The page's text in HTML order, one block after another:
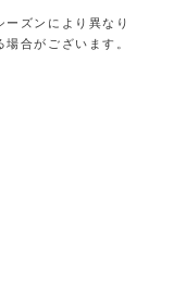
ズンにより異なり
合がございます。